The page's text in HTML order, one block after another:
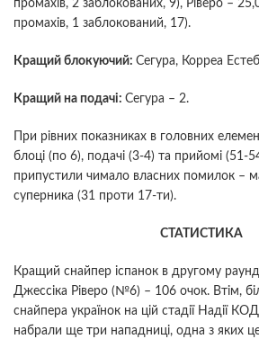
промахів, 2 заблокованих, 9), Ріверо –
промахів, 1 заблокований, 17).
Кращий блокуючий: Сегура, Корреа
Кращий на подачі: Сегура – 2.
При рівних показниках в головних
блоці (по 6), подачі (3-4) та прийомі (51-
припустили чимало власних помилок –
суперника (31 проти 17-ти).
СТАТИСТИКА
Кращий снайпер іспанок в другому
Джессіка Ріверо (№6) – 106 очок. Втім,
снайпера українок на цій стадії Надії
набрали ще три нападниці, одна з яких